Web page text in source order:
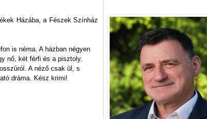
Házába, a Fészek Színház
is néma. A házban négyen
nő, két férfi és a pisztoly.
A néző csak ül, s
dráma. Kész krimi!